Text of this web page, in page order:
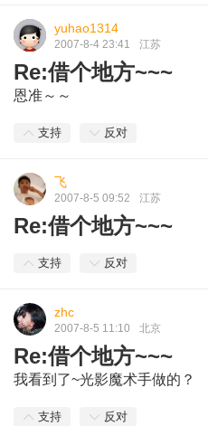
yuhao1314
2007-8-4 23:41 江苏
Re:借个地方~~~
恩准～～
支持 反对
飞
2007-8-5 09:52 江苏
Re:借个地方~~~
支持 反对
zhc
2007-8-5 11:10 北京
Re:借个地方~~~
我看到了~光影魔术手做的？
支持 反对